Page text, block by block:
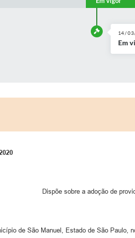
14/
Em
Dispõe sobre a adoção de
de São Manuel, Estado de São Paulo,